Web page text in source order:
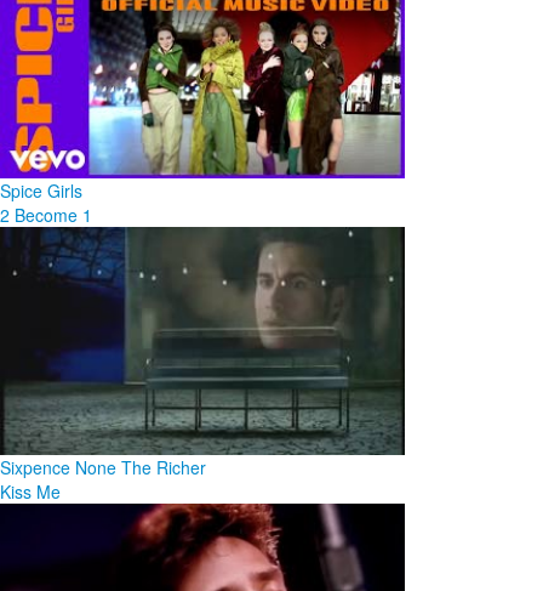
Spice Girls
2 Become 1
Sixpence None The Richer
Kiss Me